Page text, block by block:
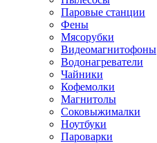
Паровые станции
Фены
Мясорубки
Видеомагнитофоны
Водонагреватели
Чайники
Кофемолки
Магнитолы
Соковыжималки
Ноутбуки
Пароварки